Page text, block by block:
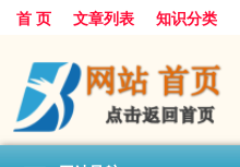
首 页 文章列表 知识分类